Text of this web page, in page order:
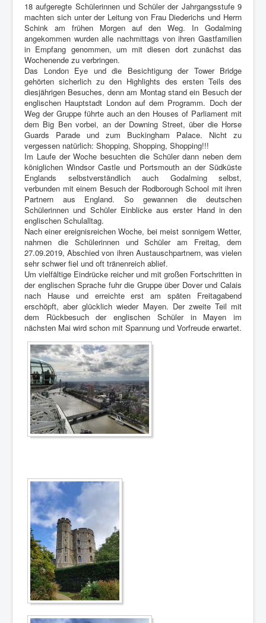
18 aufgeregte Schülerinnen und Schüler der Jahrgangsstufe 9
machten sich unter der Leitung von Frau Diederichs und Herrn
Schink am frühen Morgen auf den Weg. In Godalming
angekommen wurden alle nachmittags von ihren Gastfamilien
in Empfang genommen, um mit diesen dort zunächst das
Wochenende zu verbringen.
Das London Eye und die Besichtigung der Tower Bridge
gehörten sicherlich zu den Highlights des ersten Teils des
diesjährigen Besuches, denn am Montag stand ein Besuch der
englischen Hauptstadt London auf dem Programm. Doch der
Weg der Gruppe führte auch an den Houses of Parliament mit
dem Big Ben vorbei, an der Downing Street, über die Horse
Guards Parade und zum Buckingham Palace. Nicht zu
vergessen natürlich: Shopping, Shopping, Shopping!!!
Im Laufe der Woche besuchten die Schüler dann neben dem
königlichen Windsor Castle und Portsmouth an der Südküste
Englands selbstverständlich auch Godalming selbst,
verbunden mit einem Besuch der Rodborough School mit ihren
Partnern aus England. So gewannen die deutschen
Schülerinnen und Schüler Einblicke aus erster Hand in den
englischen Schulalltag.
Nach einer ereignisreichen Woche, bei meist sonnigem Wetter,
nahmen die Schülerinnen und Schüler am Freitag, dem
27.09.2019, Abschied von ihren Austauschpartnern, was vielen
sehr schwer fiel und oft tränenreich ablief.
Um vielfältige Eindrücke reicher und mit großen Fortschritten in
der englischen Sprache fuhr die Gruppe über Dover und Calais
nach Hause und erreichte erst am späten Freitagabend
erschöpft, aber glücklich wieder Mayen. Der zweite Teil mit
dem Rückbesuch der englischen Schüler in Mayen im
nächsten Mai wird schon mit Spannung und Vorfreude erwartet.